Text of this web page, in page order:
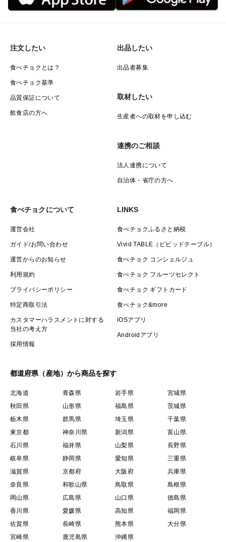
注文したい
食べチョクとは？
食べチョク基準
品質保証について
飲食店の方へ
出品したい
出品者募集
取材したい
生産者への取材を申し込む
連携のご相談
法人連携について
自治体・省庁の方へ
食べチョクについて
運営会社
ガイド/お問い合わせ
運営からのお知らせ
利用規約
プライバシーポリシー
特定商取引法
カスタマーハラスメントに対する
当社の考え方
採用情報
LINKS
食べチョクふるさと納税
Vivid TABLE（ビビッドテーブル）
食べチョク コンシェルジュ
食べチョク フルーツセレクト
食べチョク ギフトカード
食べチョク&more
iOSアプリ
Androidアプリ
都道府県（産地）から商品を探す
北海道 青森県 岩手県
宮城県
秋田県
山形県 福島県
茨城県
栃木県
群馬県 埼玉県
千葉県
東京都
神奈川県 新潟県
富山県
石川県
福井県 山梨県
長野県
岐阜県
静岡県 愛知県
三重県
滋賀県
京都府 大阪府
兵庫県
奈良県
和歌山県 鳥取県
島根県
岡山県
広島県 山口県
徳島県
香川県
愛媛県 高知県
福岡県
佐賀県
長崎県 熊本県
大分県
宮崎県
鹿児島県 沖縄県